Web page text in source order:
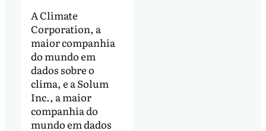
A Climate
Corporation, a
maior companhia
do mundo em
dados sobre o
clima, e a Solum
Inc., a maior
companhia do
mundo em dados